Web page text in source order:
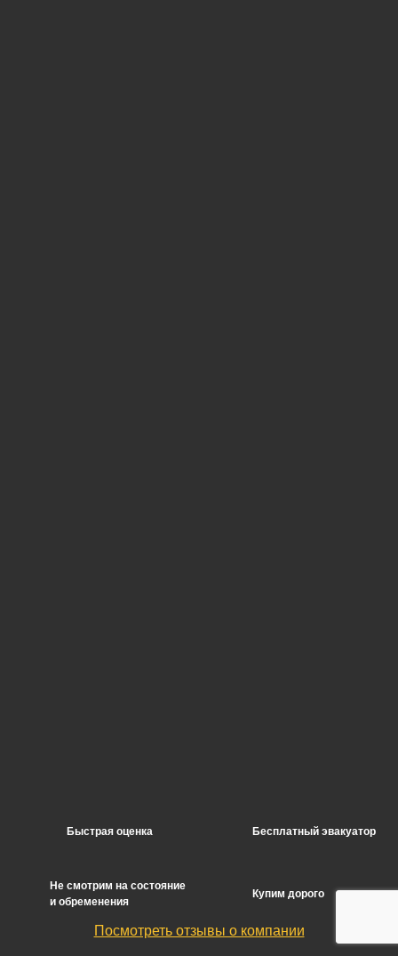
Быстрая оценка Бесплатный эвакуатор
Не смотрим на состояние
и обременения
Купим дорого
Посмотреть отзывы о компании